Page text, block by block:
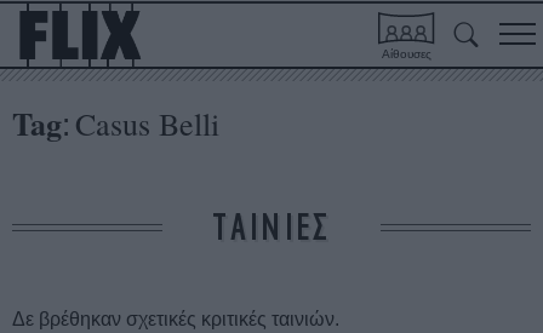
Αίθουσες
Tag: Casus Belli
ΤΑΙΝΙΕΣ
Δε βρέθηκαν σχετικές κριτικές ταινιών.